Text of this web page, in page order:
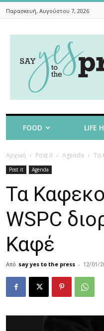
Παρασκευή, Αυγούστου 7, 2026
To
The
FOOD LIFE
Αρχική Post it Agenda Τα
Post it Agenda
Τα
WSPC
Καφέ
Από say yes to the press - 12/01/